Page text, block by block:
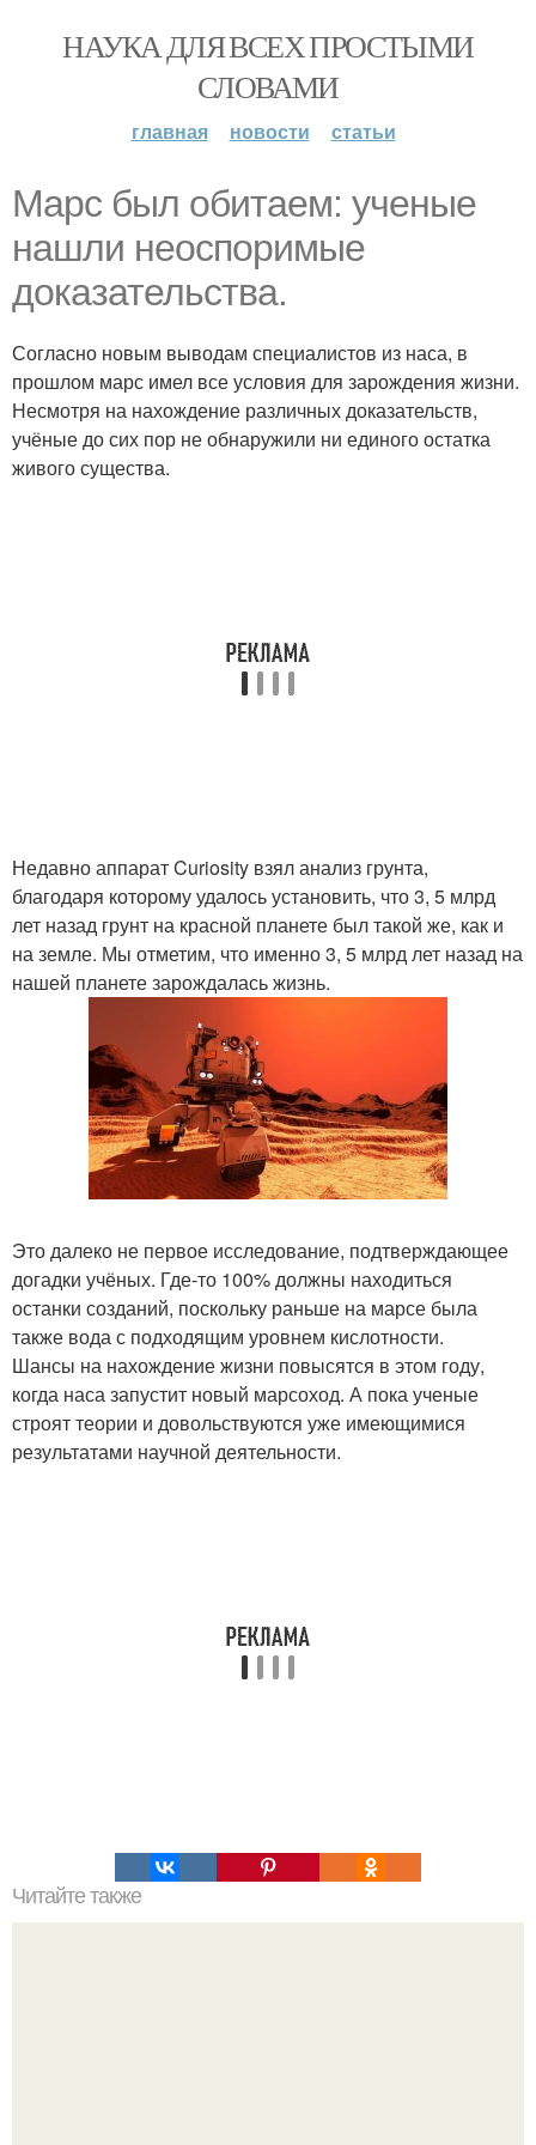
НАУКА ДЛЯ ВСЕХ ПРОСТЫМИ
СЛОВАМИ
главная новости статьи
Марс был обитаем: ученые
нашли неоспоримые
доказательства.
Согласно новым выводам специалистов из наса, в
прошлом марс имел все условия для зарождения жизни.
Несмотря на нахождение различных доказательств,
учёные до сих пор не обнаружили ни единого остатка
живого существа.
Недавно аппарат Curiosity взял анализ грунта,
благодаря которому удалось установить, что 3, 5 млрд
лет назад грунт на красной планете был такой же, как и
на земле. Мы отметим, что именно 3, 5 млрд лет назад на
нашей планете зарождалась жизнь.
Это далеко не первое исследование, подтверждающее
догадки учёных. Где-то 100% должны находиться
останки созданий, поскольку раньше на марсе была
также вода с подходящим уровнем кислотности.
Шансы на нахождение жизни повысятся в этом году,
когда наса запустит новый марсоход. А пока ученые
строят теории и довольствуются уже имеющимися
результатами научной деятельности.
Читайте также